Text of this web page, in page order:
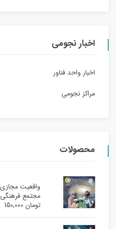
اخبار نجومی
اخبار واحد فناور
مراکز نجومی
محصولات
واقعیت
مجتمع فرهنگی
تومان150,000